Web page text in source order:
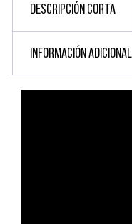
DESCRIPCIÓN CORTA
INFORMACIÓN ADICIONAL